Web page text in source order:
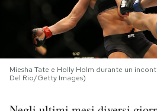
I MIEI PREFERITI
SHOP
Miesha Tate e Holly Holm durante un
Del Rio/Getty Images)